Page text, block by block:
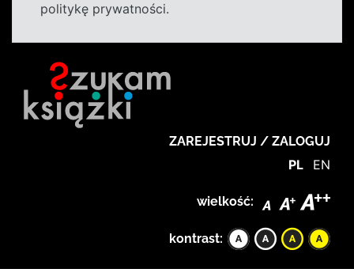
politykę prywatności.
ZAREJESTRUJ / ZALOGUJ
PL EN
wielkość:
kontrast: